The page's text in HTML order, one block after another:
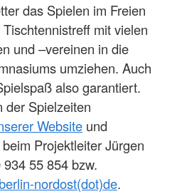
das Spielen im Freien
mit vielen
und –vereinen in die
umziehen. Auch
also garantiert.
der Spielzeiten
Website und
Projektleiter Jürgen
55 854 bzw.
nordost(dot)de.